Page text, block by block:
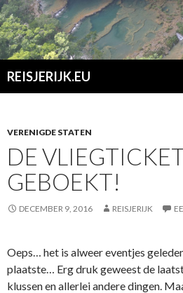
REISJERIJK.EU
VERENIGDE STATEN
DE
GEBOEKT!
DECEMBER 9, 2016 REISJERIJK
Oeps… het is alweer eventjes
plaatste… Erg druk geweest de
klussen en allerlei andere dingen.